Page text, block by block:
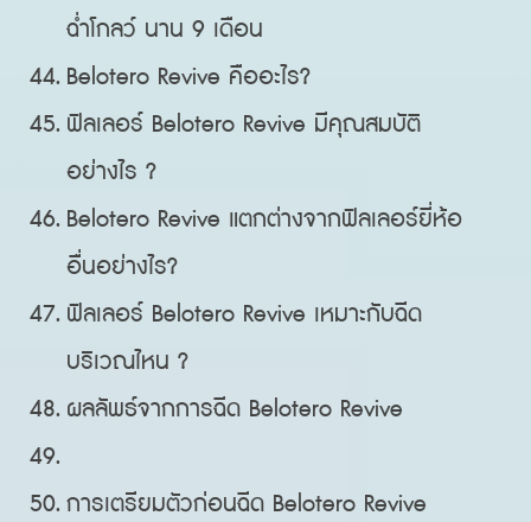
ฉ่ำโกลว์ นาน 9 เดือน
Belotero Revive คืออะไร?
ฟิลเลอร์ Belotero Revive มีคุณสมบัติ
อย่างไร ?
Belotero Revive แตกต่างจากฟิลเลอร์ยี่ห้อ
อื่นอย่างไร?
ฟิลเลอร์ Belotero Revive เหมาะกับฉีด
บริเวณไหน ?
ผลลัพธ์จากการฉีด Belotero Revive
การเตรียมตัวก่อนฉีด Belotero Revive